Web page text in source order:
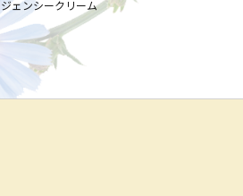
ェンシークリーム